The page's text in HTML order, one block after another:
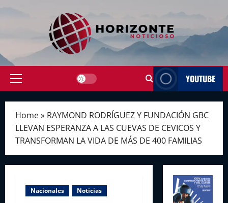
Primary
YOUTUBE
Home» RAYMOND RODRÍGUEZ Y FUNDACIÓN GBC
LLEVAN ESPERANZA A LAS CUEVAS DE CEVICOS Y
TRANSFORMAN LA VIDA DE MÁS DE 400 FAMILIAS
Nacionales Noticias